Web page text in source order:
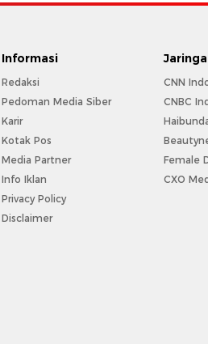
Informasi
Redaksi
Pedoman Media Siber
Karir
Kotak Pos
Media Partner
Info Iklan
Privacy Policy
Disclaimer
CNN
CNBC
Female
CXO